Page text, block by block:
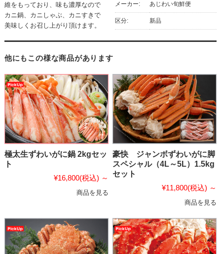
維をもっており、味も濃厚なので
カニ鍋、カニしゃぶ、カニすきで
美味しくお召し上がり頂けます。
メーカー: あじわい旬鮮便
区分: 新品
他にもこの様な商品があります
極太生ずわいがに鍋 2kgセッ
ト
¥16,800(税込) ～
商品を見る
豪快 ジャンボずわいがに脚
スペシャル（4L～5L）1.5kg
セット
¥11,800(税込) ～
商品を見る